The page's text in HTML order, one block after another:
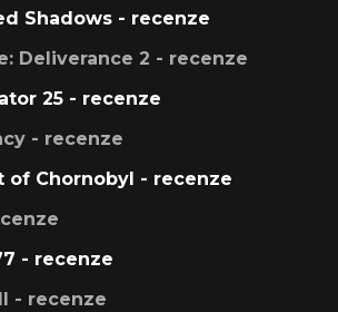
Shadows - recenze
Deliverance 2 - recenze
25 - recenze
- recenze
of Chornobyl - recenze
- recenze
- recenze